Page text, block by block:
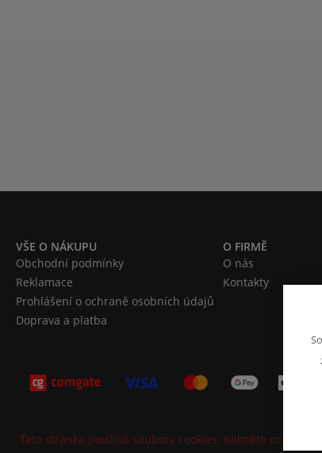
VŠE O NÁKUPU
Obchodní podmínky
Reklamace
Prohlášení o ochraně osobních údajů
Doprava a platba
O FIRMĚ
O nás
Kontakty
Tato stránka používá soubory cookies. Klikněte pro více